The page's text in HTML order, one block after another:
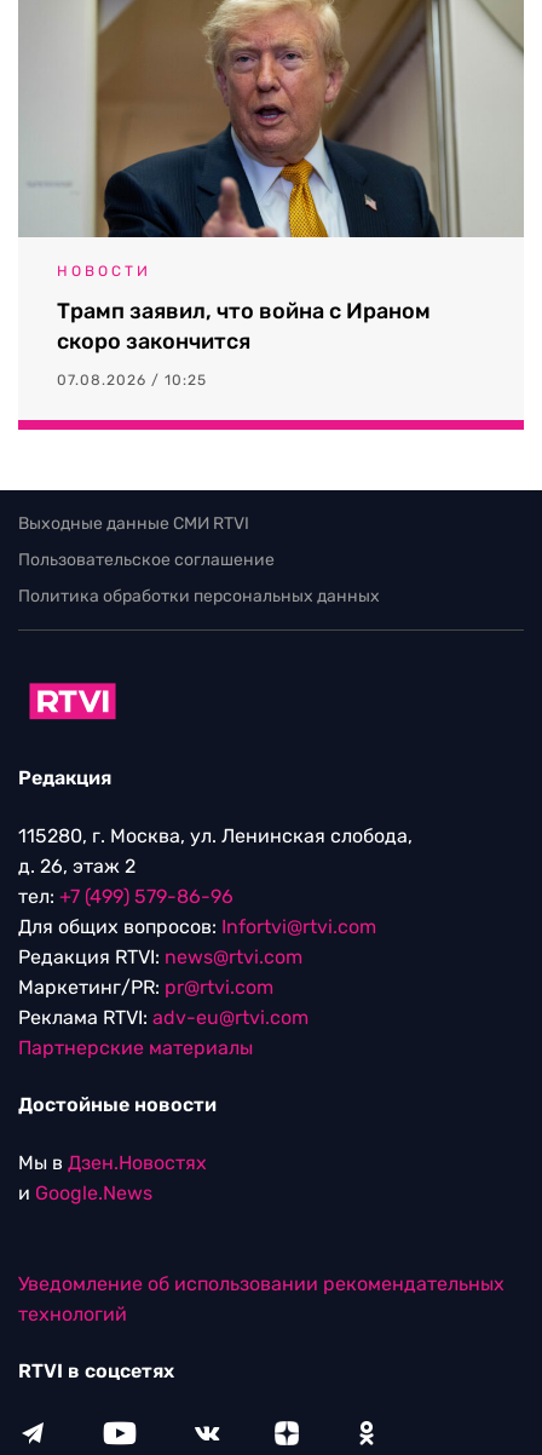
НОВОСТИ
Трамп заявил, что война с Ираном
скоро закончится
07.08.2026 / 10:25
Выходные данные СМИ RTVI
Пользовательское соглашение
Политика обработки персональных данных
Редакция
115280, г. Москва, ул. Ленинская слобода,
д. 26, этаж 2
тел: +7 (499) 579-86-96
Для общих вопросов: Infortvi@rtvi.com
Редакция RTVI: news@rtvi.com
Маркетинг/PR: pr@rtvi.com
Реклама RTVI: adv-eu@rtvi.com
Партнерские материалы
Достойные новости
Мы в Дзен.Новостях
и Google.News
Уведомление об использовании рекомендательных
технологий
RTVI в соцсетях